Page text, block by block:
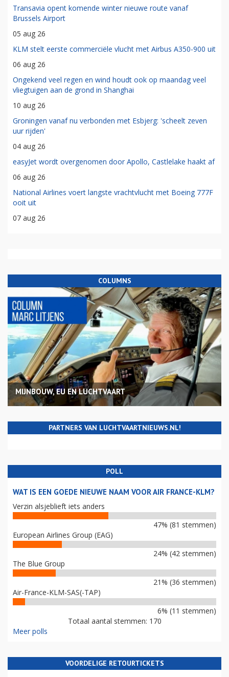
Transavia opent komende winter nieuwe route vanaf
Brussels Airport
05 aug 26
KLM stelt eerste commerciële vlucht met Airbus A350-900 uit
06 aug 26
Ongekend veel regen en wind houdt ook op maandag veel
vliegtuigen aan de grond in Shanghai
10 aug 26
Groningen vanaf nu verbonden met Esbjerg: 'scheelt zeven
uur rijden'
04 aug 26
easyJet wordt overgenomen door Apollo, Castlelake haakt af
06 aug 26
National Airlines voert langste vrachtvlucht met Boeing 777F
ooit uit
07 aug 26
COLUMNS
MIJNBOUW, EU EN LUCHTVAART
PARTNERS VAN LUCHTVAARTNIEUWS.NL!
POLL
WAT IS EEN GOEDE NIEUWE NAAM VOOR AIR FRANCE-KLM?
Verzin alsjeblieft iets anders
47% (81 stemmen)
European Airlines Group (EAG)
24% (42 stemmen)
The Blue Group
21% (36 stemmen)
Air-France-KLM-SAS(-TAP)
6% (11 stemmen)
Totaal aantal stemmen: 170
Meer polls
VOORDELIGE RETOURTICKETS